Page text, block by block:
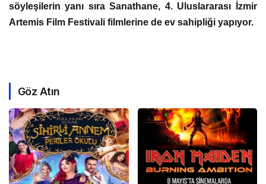
söyleşilerin yanı sıra Sanathane, 4. Uluslararası İzmir
Artemis Film Festivali filmlerine de ev sahipliği yapıyor.
Göz Atın